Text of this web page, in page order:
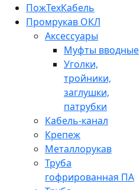
ПожТехКабель
Промрукав ОКЛ
Аксессуары
Муфты вводные
Уголки,
тройники,
заглушки,
патрубки
Кабель-канал
Крепеж
Металлорукав
Труба
гофрированная ПА